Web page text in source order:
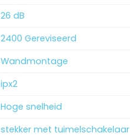
‎26 dB
‎2400 Gereviseerd
‎Wandmontage
‎ipx2
‎Hoge snelheid
‎stekker met tuimelschakelaar